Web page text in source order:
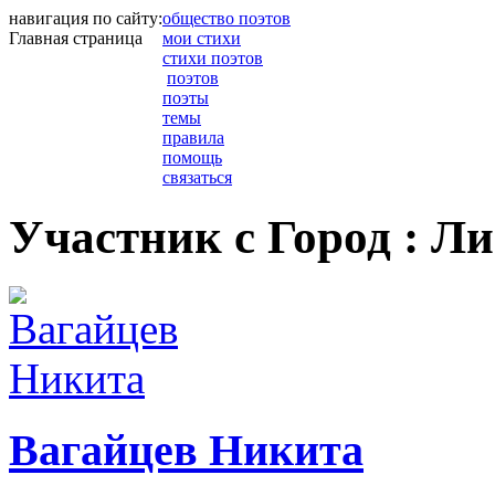
навигация по сайту:
Главная страница
общество поэтов
мои стихи
стихи поэтов
поэтов
поэты
темы
правила
помощь
связаться
Участник с Город :
Вагайцев Никита